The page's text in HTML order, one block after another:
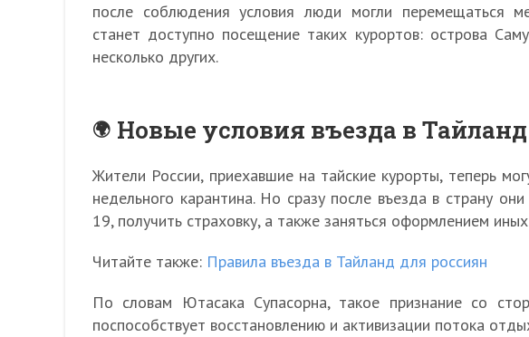
после соблюдения условия люди могли перемещаться
станет доступно посещение таких курортов: острова
несколько других.
Новые условия въезда в
Жители России, приехавшие на тайские курорты, теперь
недельного карантина. Но сразу после въезда в страну
19, получить страховку, а также заняться оформлением
Читайте также: Правила въезда в Тайланд для россиян
По словам Ютасака Супасорна, такое признание со
поспособствует восстановлению и активизации потока